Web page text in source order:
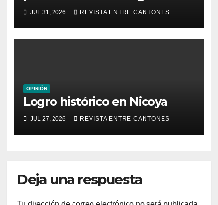
que los enfrenta
JUL 31, 2026 REVISTA ENTRE CANTONES
OPINIÓN
Logro histórico en Nicoya
JUL 27, 2026 REVISTA ENTRE CANTONES
Deja una respuesta